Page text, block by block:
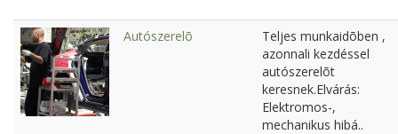
Autószerelõ
Teljes munkaidõben ,
azonnali kezdéssel
autószerelõt
keresnek.Elvárás:
Elektromos-,
mechanikus hibá..